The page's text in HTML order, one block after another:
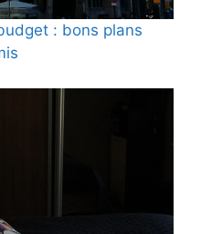
: bons plans